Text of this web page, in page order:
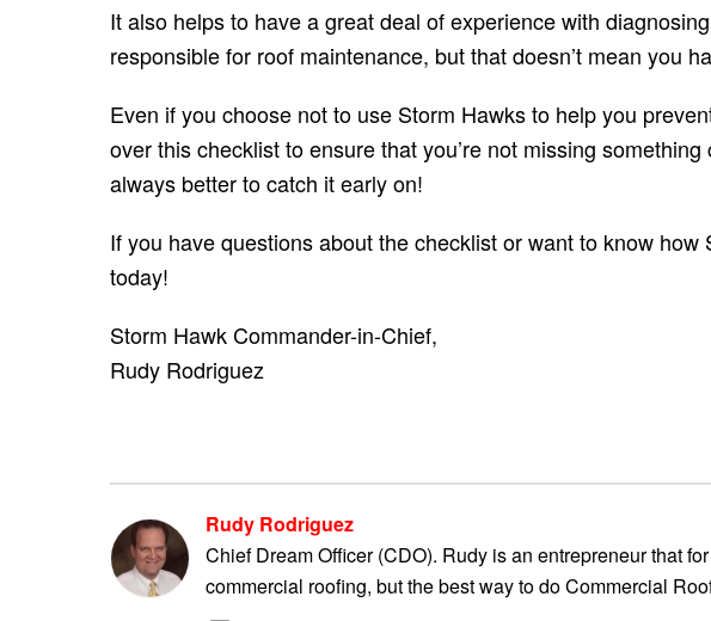
It also helps to have a great deal of experience with
responsible for roof maintenance, but that doesn’t mean you
Even if you choose not to use Storm Hawks to help you
over this checklist to ensure that you’re not missing
always better to catch it early on!
If you have questions about the checklist or want to know
today!
Storm Hawk Commander-in-Chief,
Rudy Rodriguez
Rudy Rodriguez
Chief Dream Officer (CDO). Rudy is an entrepreneur that
commercial roofing, but the best way to do Commercial